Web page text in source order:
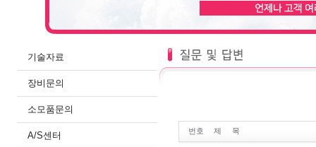
기술자료
장비문의
소모품문의
A/S센터 번호 제 목